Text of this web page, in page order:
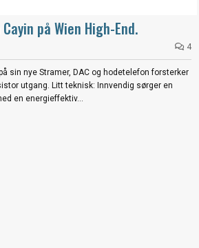
på Wien High-End.
4
sin nye Stramer, DAC og hodetelefon forsterker
utgang. Litt teknisk: Innvendig sørger en
en energieffektiv...